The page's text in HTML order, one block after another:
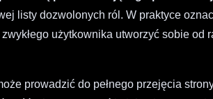
listy dozwolonych ról. W praktyce
użytkownika utworzyć sobie od
prowadzić do pełnego przejęcia